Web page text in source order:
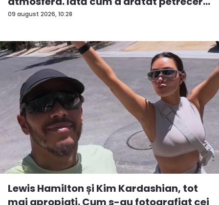
09 august 2026, 10:28
Lewis Hamilton și Kim Kardashian, tot